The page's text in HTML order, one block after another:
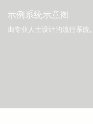
示例系统示意图
由专业人士设计的流行系统。